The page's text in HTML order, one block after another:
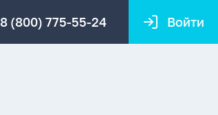
8 (800) 775-55-24 Войти